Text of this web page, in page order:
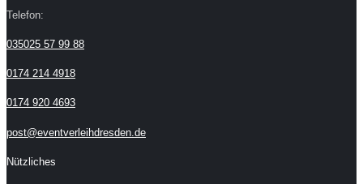
Telefon:
035025 57 99 88
0174 214 4918
0174 920 4693
post@eventverleihdresden.de
Nützliches